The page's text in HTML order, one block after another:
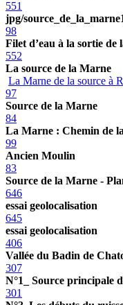
551
jpg/
98
Filet d’eau à la sortie de
552
La source de la Marne
La Marne de la source à
97
Source de la Marne
84
La Marne : Chemin de
99
Ancien Moulin
83
Source de la Marne -
646
essai geolocalisation
645
essai geolocalisation
406
Vallée du Badin de
307
N°1_ Source principale
301